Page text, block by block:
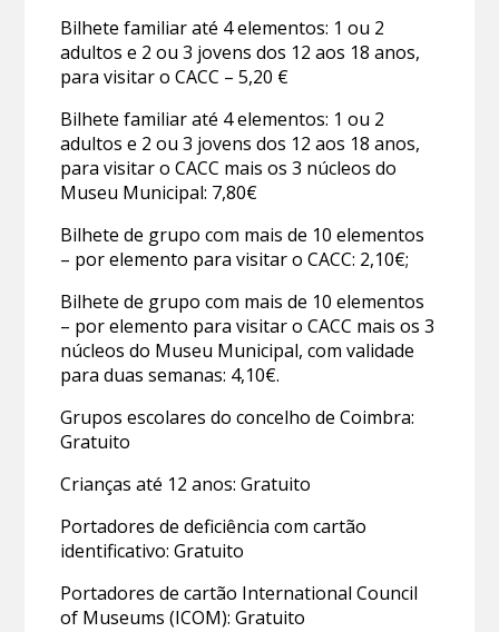
Bilhete familiar até 4 elementos: 1 ou 2
adultos e 2 ou 3 jovens dos 12 aos 18 anos,
para visitar o CACC – 5,20 €
Bilhete familiar até 4 elementos: 1 ou 2
adultos e 2 ou 3 jovens dos 12 aos 18 anos,
para visitar o CACC mais os 3 núcleos do
Museu Municipal: 7,80€
Bilhete de grupo com mais de 10 elementos
– por elemento para visitar o CACC: 2,10€;
Bilhete de grupo com mais de 10 elementos
– por elemento para visitar o CACC mais os 3
núcleos do Museu Municipal, com validade
para duas semanas: 4,10€.
Grupos escolares do concelho de Coimbra:
Gratuito
Crianças até 12 anos: Gratuito
Portadores de deficiência com cartão
identificativo: Gratuito
Portadores de cartão International Council
of Museums (ICOM): Gratuito